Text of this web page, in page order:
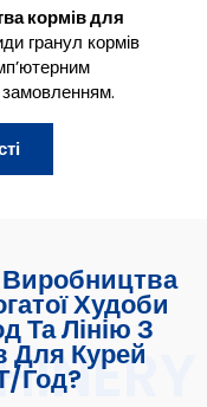
кормів для
гранул кормів
Виробництва
Худоби
Та Лінію З
Для Курей
год?